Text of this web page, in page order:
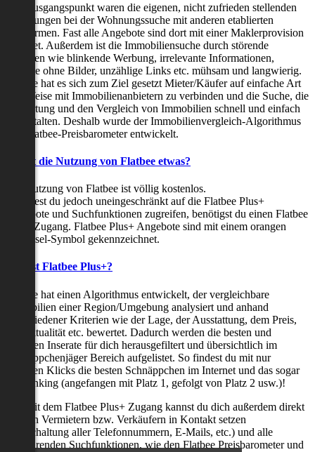
Der Ausgangspunkt waren die eigenen, nicht zufrieden stellenden
Erfahrungen bei der Wohnungssuche mit anderen etablierten
Plattformen. Fast alle Angebote sind dort mit einer Maklerprovision
behaftet. Außerdem ist die Immobiliensuche durch störende
Faktoren wie blinkende Werbung, irrelevante Informationen,
Inserate ohne Bilder, unzählige Links etc. mühsam und langwierig.
Flatbee hat es sich zum Ziel gesetzt Mieter/Käufer auf einfache Art
und Weise mit Immobilienanbietern zu verbinden und die Suche, die
Bewertung und den Vergleich von Immobilien schnell und einfach
zu gestalten. Deshalb wurde der Immobilienvergleich-Algorithmus
und Flatbee-Preisbarometer entwickelt.
Kostet die Nutzung von Flatbee etwas?
Die Nutzung von Flatbee ist völlig kostenlos.
Möchtest du jedoch uneingeschränkt auf die Flatbee Plus+
Angebote und Suchfunktionen zugreifen, benötigst du einen Flatbee
Plus+ Zugang. Flatbee Plus+ Angebote sind mit einem orangen
Schlüssel-Symbol gekennzeichnet.
Was ist Flatbee Plus+?
Flatbee hat einen Algorithmus entwickelt, der vergleichbare
Immobilien einer Region/Umgebung analysiert und anhand
verschiedener Kriterien wie der Lage, der Ausstattung, dem Preis,
der Aktualität etc. bewertet. Dadurch werden die besten und
neuesten Inserate für dich herausgefiltert und übersichtlich im
Schnäppchenjäger Bereich aufgelistet. So findest du mit nur
wenigen Klicks die besten Schnäppchen im Internet und das sogar
als Ranking (angefangen mit Platz 1, gefolgt von Platz 2 usw.)!
Nur mit dem Flatbee Plus+ Zugang kannst du dich außerdem direkt
mit den Vermietern bzw. Verkäufern in Kontakt setzen
(Freischaltung aller Telefonnummern, E-Mails, etc.) und alle
zeitsparenden Suchfunktionen, wie den Flatbee Preisbarometer und